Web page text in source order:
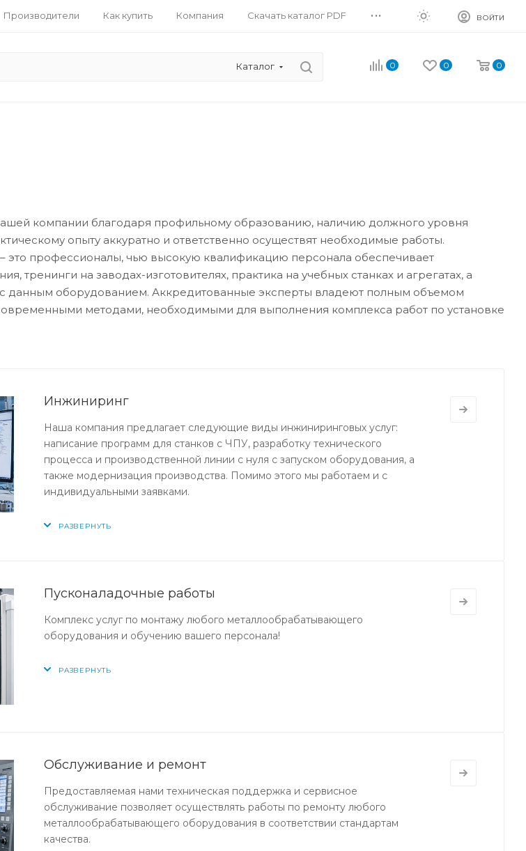
Производители Как купить Компания Скачать каталог PDF ... ВОЙТИ
Каталог 0 0 0
компании благодаря профильному образованию, наличию должного уровня
опыту аккуратно и ответственно осуществят необходимые работы.
это профессионалы, чью высокую квалификацию персонала обеспечивает
тренинги на заводах-изготовителях, практика на учебных станках и агрегатах, а
данным оборудованием. Аккредитованные эксперты владеют полным объемом
методами, необходимыми для выполнения комплекса работ по установке
Инжиниринг
Наша компания предлагает следующие виды инжиниринговых услуг:
написание программ для станков с ЧПУ, разработку технического
процесса и производственной линии с нуля с запуском оборудования, а
также модернизация производства. Помимо этого мы работаем и с
индивидуальными заявками.
РАЗВЕРНУТЬ
Пусконаладочные работы
Комплекс услуг по монтажу любого металлообрабатывающего
оборудования и обучению вашего персонала!
РАЗВЕРНУТЬ
Обслуживание и ремонт
Предоставляемая нами техническая поддержка и сервисное
обслуживание позволяет осуществлять работы по ремонту любого
металлообрабатывающего оборудования в соответствии стандартам
качества.